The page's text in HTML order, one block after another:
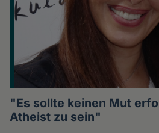
"Es sollte keinen Mut
Atheist zu sein"